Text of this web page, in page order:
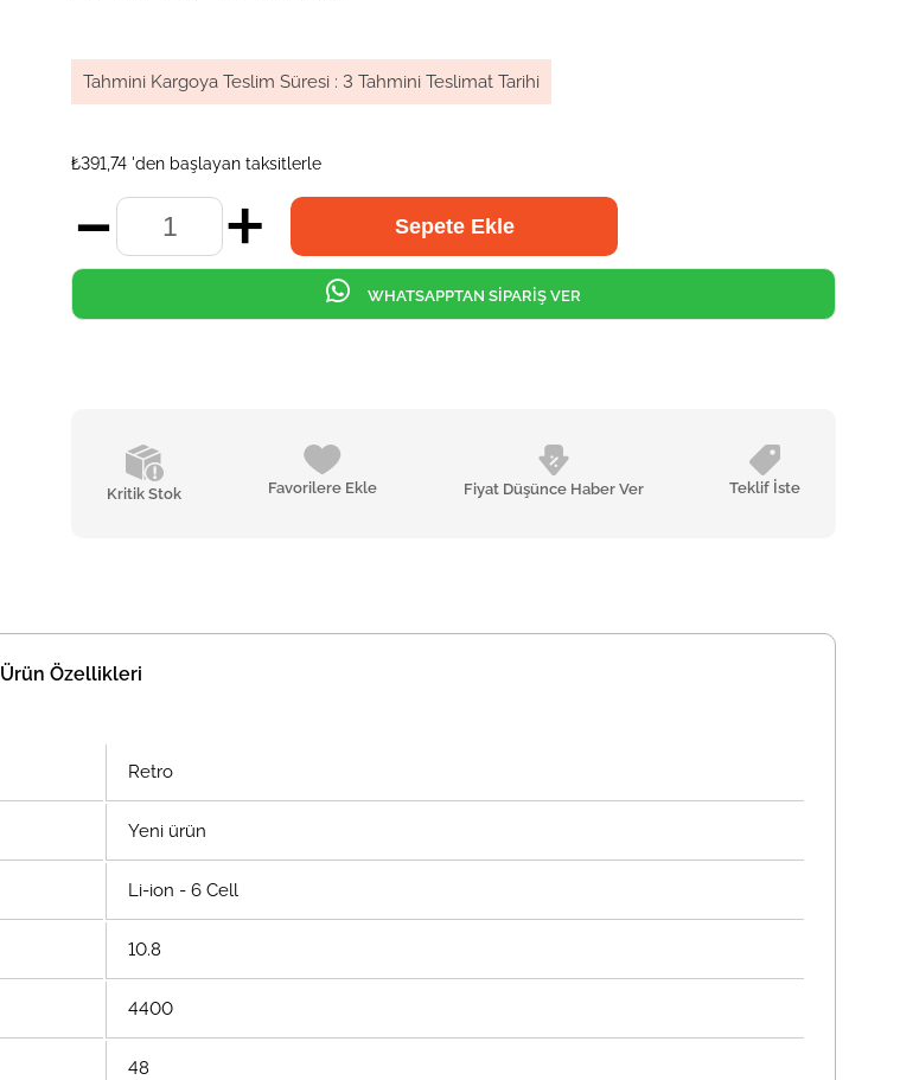
Tahmini Kargoya Teslim Süresi : 3 Tahmini Teslimat Tarihi
₺391,74 'den başlayan taksitlerle
Kritik Stok Favorilere Ekle Fiyat Düşünce Haber Ver Teklif İste
WHATSAPPTAN SİPARİŞ VER
Ürün Özellikleri
Retro
Yeni ürün
Li-ion - 6 Cell
10.8
4400
48